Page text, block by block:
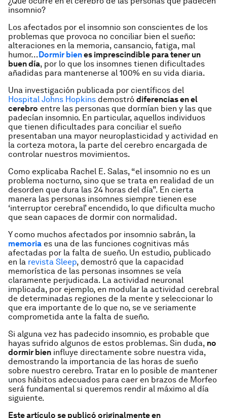
insomnio?
Los afectados por el insomnio son conscientes de los
problemas que provoca no conciliar bien el sueño:
alteraciones en la memoria, cansancio, fatiga, mal
humor…Dormir bienes imprescindible para tener un
buen día, por lo que los insomnes tienen dificultades
añadidas para mantenerse al 100% en su vida diaria.
Una investigación publicada por científicos del
Hospital Johns Hopkins demostró diferencias en el
cerebro entre las personas que dormían bien y las que
padecían insomnio. En particular, aquellos individuos
que tienen dificultades para conciliar el sueño
presentaban una mayor neuroplasticidad y actividad en
la corteza motora, la parte del cerebro encargada de
controlar nuestros movimientos.
Como explicaba Rachel E. Salas, “el insomnio no es un
problema nocturno, sino que se trata en realidad de un
desorden que dura las 24 horas del día”. En cierta
manera las personas insomnes siempre tienen ese
‘interruptor cerebral’ encendido, lo que dificulta mucho
que sean capaces de dormir con normalidad.
Y como muchos afectados por insomnio sabrán, la
memoria es una de las funciones cognitivas más
afectadas por la falta de sueño. Un estudio, publicado
en la revista Sleep, demostró que la capacidad
memorística de las personas insomnes se veía
claramente perjudicada. La actividad neuronal
implicada, por ejemplo, en modular la actividad cerebral
de determinadas regiones de la mente y seleccionar lo
que era importante de lo que no, se ve seriamente
comprometida ante la falta de sueño.
Si alguna vez has padecido insomnio, es probable que
hayas sufrido algunos de estos problemas. Sin duda, no
dormir bien influye directamente sobre nuestra vida,
demostrando la importancia de las horas de sueño
sobre nuestro cerebro. Tratar en lo posible de mantener
unos hábitos adecuados para caer en brazos de Morfeo
será fundamental si queremos rendir al máximo al día
siguiente.
Este artículo se publicó originalmente en